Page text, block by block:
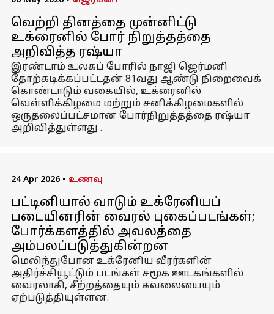
வெற்றி தினத்தை முன்னிட்டு
உக்ரைனில் போர் நிறுத்தத்தை
அறிவித்த ரஷ்யா
இரண்டாம் உலகப் போரில் நாஜி ஜெர்மனி
தோற்கடிக்கப்பட்டதன் 81வது ஆண்டு நிறைவைக்
கொண்டாடும் வகையில், உக்ரைனில்
வெள்ளிக்கிழமை மற்றும் சனிக்கிழமைகளில்
ஒருதலைப்பட்சமான போர்நிறுத்தத்தை ரஷ்யா
அறிவித்துள்ளது .
24 Apr 2026 • உணவு
பட்டினியால் வாடும் உக்ரேனியப்
படையினரின் வைரல் புகைப்படங்கள்;
போர்க்களத்தில் அவலத்தை
அம்பலப்படுத்துகின்றன
மெலிந்துபோன உக்ரேனிய வீரர்களின்
அதிர்ச்சியூட்டும் படங்கள் சமூக ஊடகங்களில்
வைரலாகி, சீற்றத்தையும் கவலையையும்
ஏற்படுத்தியுள்ளன.